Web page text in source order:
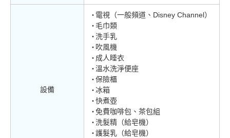
設備
電視（一般頻道、Disney Channel）
毛巾類
洗手乳
吹風機
成人睡衣
溫水洗淨便座
保險櫃
冰箱
快煮壺
免費咖啡包、茶包組
洗髮精（給皂機）
護髮乳（給皂機）